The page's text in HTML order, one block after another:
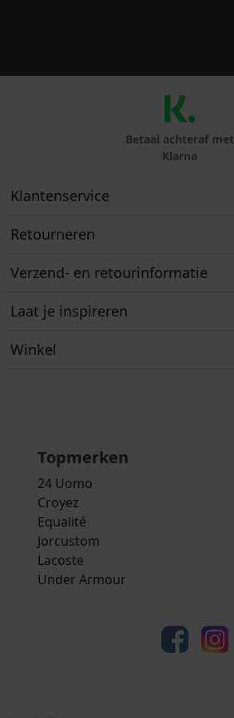
Betaal achteraf met
Klarna
Klantenservice
Retourneren
Verzend- en retourinformatie
Laat je inspireren
Winkel
Topmerken
24 Uomo
Croyez
Equalité
Jorcustom
Lacoste
Under Armour